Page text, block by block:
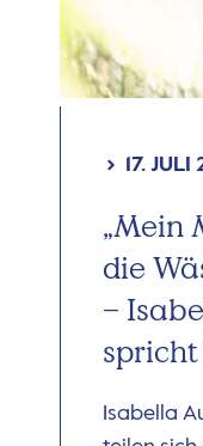
17. JULI
„Mein
die
–
Isabella